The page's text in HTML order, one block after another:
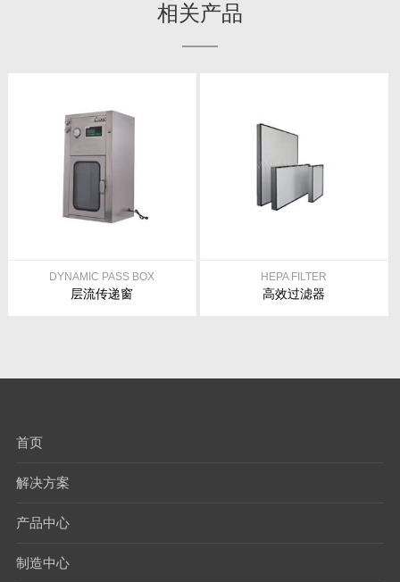
相关产品
DYNAMIC PASS BOX
层流传递窗
HEPA FILTER
高效过滤器
首页
解决方案
产品中心
制造中心